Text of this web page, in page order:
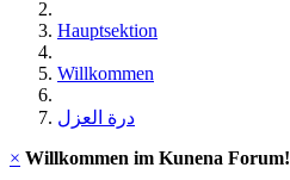
Hauptsektion
Willkommen
درة العزل
× Willkommen im Kunena Forum!